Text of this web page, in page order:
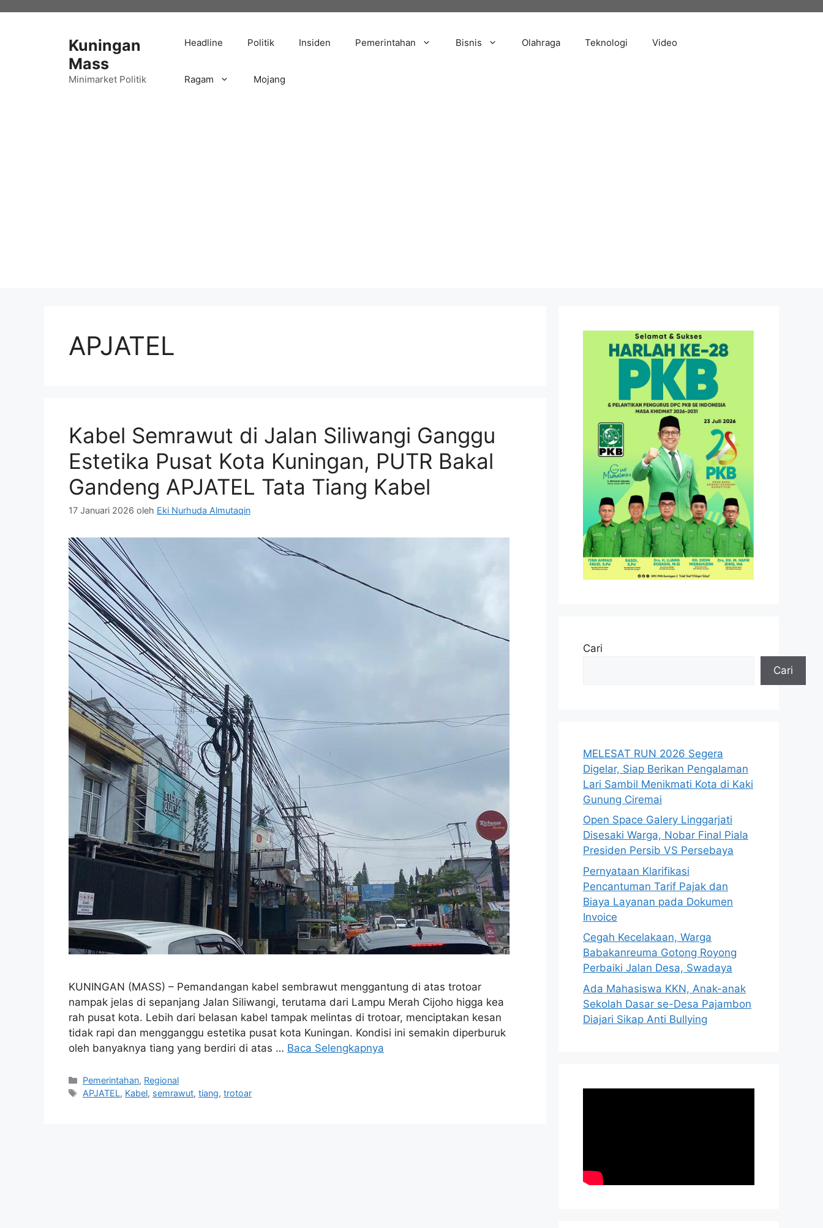
Kuningan
Mass
Minimarket Politik
Headline Politik Insiden Pemerintahan Bisnis Olahraga Teknologi Video
Ragam Mojang
APJATEL
Kabel Semrawut di Jalan Siliwangi Ganggu
Estetika Pusat Kota Kuningan, PUTR Bakal
Gandeng APJATEL Tata Tiang Kabel
17 Januari 2026 oleh Eki Nurhuda Almutaqin
KUNINGAN (MASS) – Pemandangan kabel sembrawut menggantung di atas trotoar
nampak jelas di sepanjang Jalan Siliwangi, terutama dari Lampu Merah Cijoho higga kea
rah pusat kota. Lebih dari belasan kabel tampak melintas di trotoar, menciptakan kesan
tidak rapi dan mengganggu estetika pusat kota Kuningan. Kondisi ini semakin diperburuk
oleh banyaknya tiang yang berdiri di atas … Baca Selengkapnya
Kategori
Pemerintahan, Regional
Tag
APJATEL, Kabel, semrawut,tiang,trotoar
Cari
Cari
MELESAT RUN 2026 Segera
Digelar, Siap Berikan Pengalaman
Lari Sambil Menikmati Kota di Kaki
Gunung Ciremai
Open Space Galery Linggarjati
Disesaki Warga, Nobar Final Piala
Presiden Persib VS Persebaya
Pernyataan Klarifikasi
Pencantuman Tarif Pajak dan
Biaya Layanan pada Dokumen
Invoice
Cegah Kecelakaan, Warga
Babakanreuma Gotong Royong
Perbaiki Jalan Desa, Swadaya
Ada Mahasiswa KKN, Anak-anak
Sekolah Dasar se-Desa Pajambon
Diajari Sikap Anti Bullying